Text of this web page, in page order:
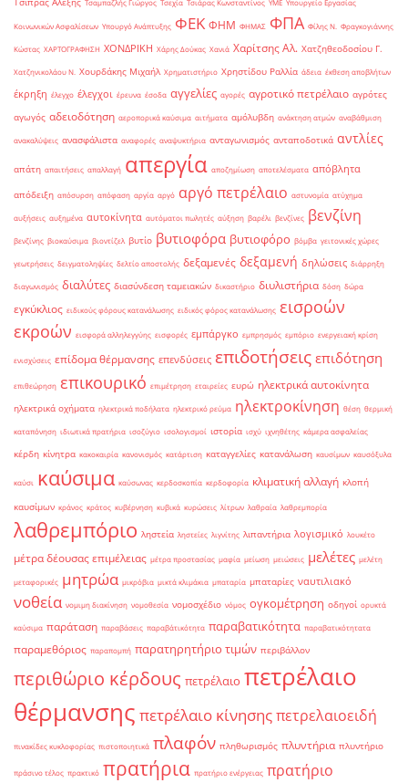
Τσαμπαζλής Γιώργος Τσεχία Τσιάρας Κωνσταντίνος ΥΜΕ Υπουργείο Εργασίας
Κοινωνικών Ασφαλίσεων Υπουργό Ανάπτυξης ΦΕΚ ΦΗΜ ΦΗΜΑΣ ΦΠΑ Φίλης Ν. Φραγκογιάννης
Κώστας ΧΑΡΤΟΓΡΑΦΗΣΗ ΧΟΝΔΡΙΚΗ Χάρης Δούκας Χανιά Χαρίτσης Αλ. Χατζηθεοδοσίου Γ.
Χατζηνικολάου Ν. Χουρδάκης Μιχαήλ Χρηματιστήριο Χρηστίδου Ραλλία άδεια έκθεση αποβλήτων
έκρηξη έλεγχο έλεγχοι έρευνα έσοδα αγγελίες αγορές αγροτικό πετρέλαιο αγρότες
αγωγός αδειοδότηση αεροπορικά καύσιμα αιτήματα αμόλυβδη ανάκτηση ατμών αναβάθμιση
ανακαλύψεις ανασφάλιστα αναφορές αναψυκτήρια ανταγωνισμός ανταποδοτικά αντλίες
απάτη απαιτήσεις απαλλαγή απεργία αποζημίωση αποτελέσματα απόβλητα
απόδειξη απόσυρση απόφαση αργία αργό αργό πετρέλαιο αστυνομία ατύχημα
αυξήσεις αυξημένα αυτοκίνητα αυτόματοι πωλητές αύξηση βαρέλι βενζίνες βενζίνη
βενζίνης βιοκαύσιμα βιοντίζελ βυτίο βυτιοφόρα βυτιοφόρο βόμβα γειτονικές χώρες
γεωτρήσεις δειγματοληψίες δελτίο αποστολής δεξαμενές δεξαμενή δηλώσεις διάρρηξη
διαγωνισμός διαλύτες διασύνδεση ταμειακών δικαστήριο διυλιστήρια δόση δώρα
εγκύκλιος ειδικούς φόρους κατανάλωσης ειδικός φόρος κατανάλωσης εισροών
εκροών εισφορά αλληλεγγύης εισφορές εμπάργκο εμπρησμός εμπόριο ενεργειακή κρίση
ενισχύσεις επίδομα θέρμανσης επενδύσεις επιδοτήσεις επιδότηση
επιθεώρηση επικουρικό επιμέτρηση εταιρείες ευρώ ηλεκτρικά αυτοκίνητα
ηλεκτρικά οχήματα ηλεκτρικά ποδήλατα ηλεκτρικό ρεύμα ηλεκτροκίνηση θέση θερμική
καταπόνηση ιδιωτικά πρατήρια ισοζύγιο ισολογισμοί ιστορία ισχύ ιχνηθέτης κάμερα ασφαλείας
κέρδη κίνητρα κακοκαιρία κανονισμός κατάρτιση καταγγελίες κατανάλωση καυσίμων καυσόξυλα
καύσι καύσιμα καύσωνας κερδοσκοπία κερδοφορία κλιματική αλλαγή κλοπή
καυσίμων κράνος κράτος κυβέρνηση κυβικά κυρώσεις λίτρων λαθραία λαθρεμπορία
λαθρεμπόριο ληστεία ληστείες λιγνίτης λιπαντήρια λογισμικό λουκέτο
μέτρα δέουσας επιμέλειας μέτρα προστασίας μαφία μείωση μειώσεις μελέτες μελέτη
μεταφορικές μητρώα μικρόβια μικτά κλιμάκια μπαταρία μπαταρίες ναυτιλιακό
νοθεία νομιμη διακίνηση νομοθεσία νομοσχέδιο νόμος ογκομέτρηση οδηγοί ορυκτά
καύσιμα παράταση παραβάσεις παραβάτικότητα παραβατικότητα παραβατικότητατα
παραμεθόριος παραπομπή παρατηρητήριο τιμών περιβάλλον
περιθώριο κέρδους πετρέλαιο πετρέλαιο
θέρμανσης πετρέλαιο κίνησηςπετρελαιοειδή
πινακίδες κυκλοφορίας πιστοποιητικά πλαφόν πληθωρισμός πλυντήρια πλυντήριο
πράσινο τέλος πρακτικό πρατήρια πρατήριο ενέργειας πρατήριο